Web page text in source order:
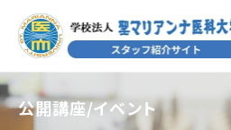
公開講座/イベント